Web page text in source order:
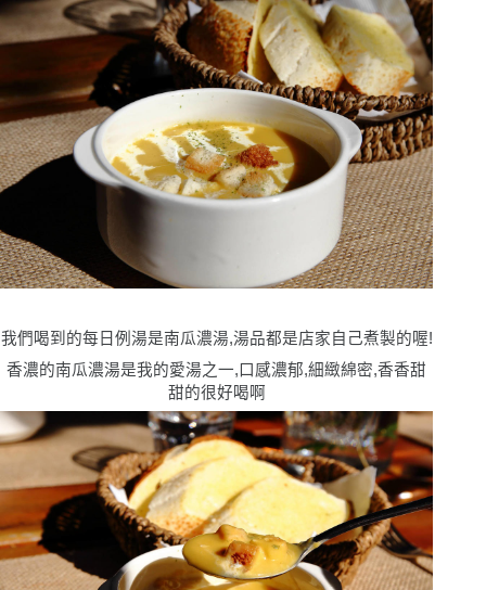
我們喝到的每日例湯是南瓜濃湯,湯品都是店家自己煮製的喔!
香濃的南瓜濃湯是我的愛湯之一,口感濃郁,細緻綿密,香香甜
甜的很好喝啊